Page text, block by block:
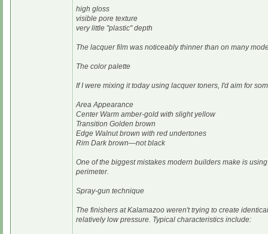
high gloss
visible pore texture
very little "plastic" depth
The lacquer film was noticeably thinner than on many
The color palette
If I were mixing it today using lacquer toners, I'd aim for
Area Appearance
Center Warm amber-gold with slight yellow
Transition Golden brown
Edge Walnut brown with red undertones
Rim Dark brown—not black
One of the biggest mistakes modern builders make is
perimeter.
Spray-gun technique
The finishers at Kalamazoo weren't trying to create
relatively low pressure. Typical characteristics include: